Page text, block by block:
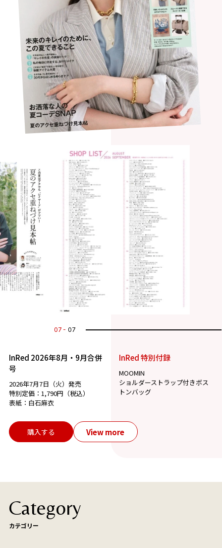
07 07
InRed 2026年8月・9月合併
号
2026年7月7日（火）発売
特別定価：1,790円（税込）
表紙：白石麻衣
InRed 特別付録
MOOMIN
ショルダーストラップ付きボス
トンバッグ
購入する View more
Category
カテゴリー